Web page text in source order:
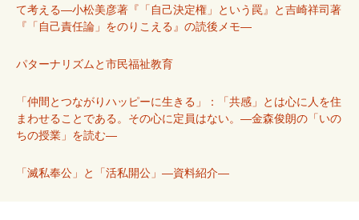
て考える―小松美彦著『「自己決定権」という罠』と吉崎祥司著
『「自己責任論」をのりこえる』の読後メモ―
パターナリズムと市民福祉教育
「仲間とつながりハッピーに生きる」：「共感」とは心に人を住
まわせることである。その心に定員はない。―金森俊朗の「いの
ちの授業」を読む―
「滅私奉公」と「活私開公」―資料紹介―